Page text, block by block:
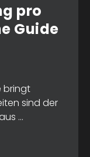
pro
Guide
bringt
sind der
...